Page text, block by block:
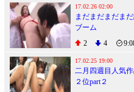
17.02.26 02:00
まだまだまだま
ブーム
2
4
17.02.25 19:00
二月四週目人気
２位part２